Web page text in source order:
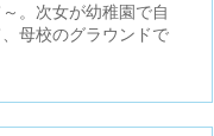
。次女が幼稚園で自
母校のグラウンドで